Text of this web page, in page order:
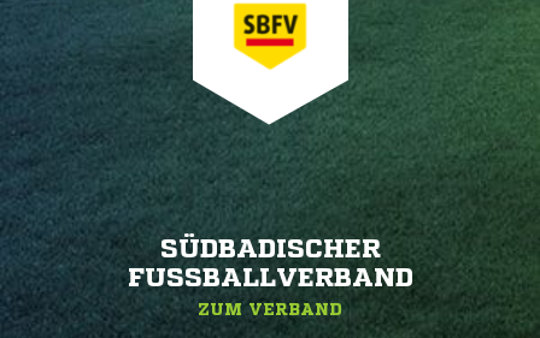
SÜDBADISCHER
FUSSBALLVERBAND
ZUM VERBAND